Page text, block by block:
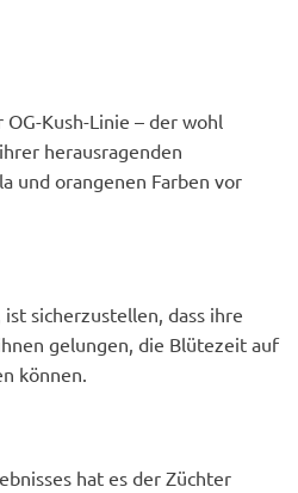
bekommen. Seien Sie hier also
Sorte absolut wunderbar.
Kush-Linie – der wohl
herausragenden
und orangenen Farben vor
sicherzustellen, dass ihre
gelungen, die Blütezeit auf
können.
hat es der Züchter